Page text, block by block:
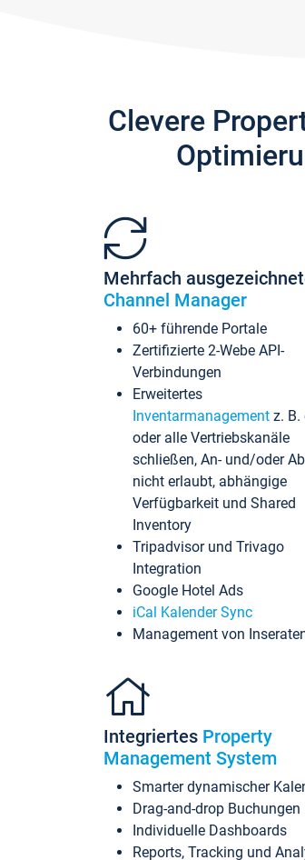
Clevere
Mehrfach
Channel Manager
60+ führende Portale
Zertifizierte 2-Webe API-
Verbindungen
Erweitertes
Inventarmanagement z. B.
oder alle Vertriebskanäle
schließen, An- und/oder
nicht erlaubt, abhängige
Verfügbarkeit und Shared
Inventory
Tripadvisor und Trivago
Integration
Google Hotel Ads
iCal Kalender Sync
Management von
Integriertes Property
Management System
Smarter dynamischer
Drag-and-drop Buchungen
Individuelle Dashboards
Reports, Tracking und